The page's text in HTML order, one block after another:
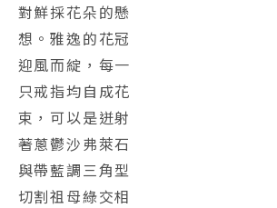
對鮮採花朵的懸
想。雅逸的花冠
迎風而綻，每一
只戒指均自成花
束，可以是迸射
著蔥鬱沙弗萊石
與帶藍調三角型
切割祖母綠交相